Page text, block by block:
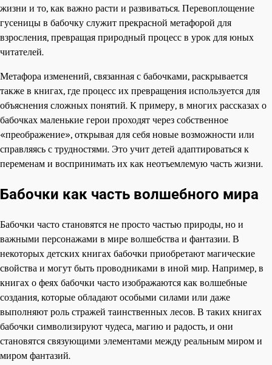
жизни и то, как важно расти и развиваться. Перевоплощение
гусеницы в бабочку служит прекрасной метафорой для
взросления, превращая природный процесс в урок для юных
читателей.
Метафора изменений, связанная с бабочками, раскрывается
также в книгах, где процесс их превращения используется для
объяснения сложных понятий. К примеру, в многих рассказах о
бабочках маленькие герои проходят через собственное
«преображение», открывая для себя новые возможности или
справляясь с трудностями. Это учит детей адаптироваться к
переменам и воспринимать их как неотъемлемую часть жизни.
Бабочки как часть волшебного мира
Бабочки часто становятся не просто частью природы, но и
важными персонажами в мире волшебства и фантазии. В
некоторых детских книгах бабочки приобретают магические
свойства и могут быть проводниками в иной мир. Например, в
книгах о феях бабочки часто изображаются как волшебные
создания, которые обладают особыми силами или даже
выполняют роль стражей таинственных лесов. В таких книгах
бабочки символизируют чудеса, магию и радость, и они
становятся связующими элементами между реальным миром и
миром фантазий.